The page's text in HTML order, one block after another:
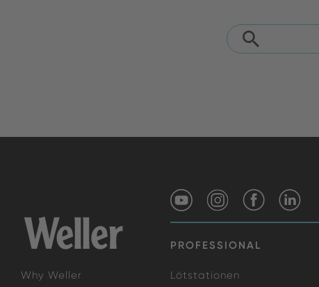
PROFESSIONAL
Why Weller
Lötstationen